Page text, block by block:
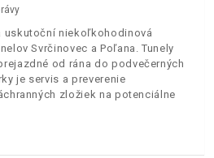
uskutoční niekoľkohodinová
Svrčinovec a Poľana. Tunely
od rána do podvečerných
je servis a preverenie
zložiek na potenciálne